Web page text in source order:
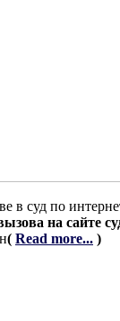
в суд по
на сайте
( Read more... )